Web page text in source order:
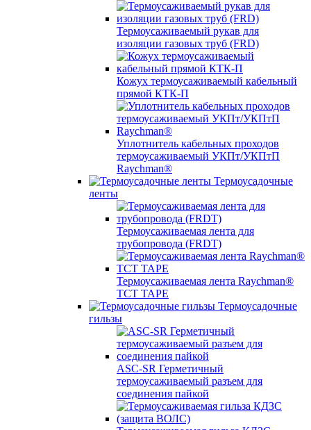
Термоусаживаемый рукав для
изоляции газовых труб (FRD)
Кожух термоусаживаемый кабельный
прямой КТК-П
Уплотнитель кабельных проходов
термоусаживаемый УКПт/УКПтП
Raychman®
Термоусадочные
ленты
Термоусаживаемая лента для
трубопровода (FRDT)
Термоусаживаемая лента Raychman®
TCT TAPE
Термоусадочные
гильзы
ASC‐SR Герметичный
термоусаживаемый разъем для
соединения пайкой